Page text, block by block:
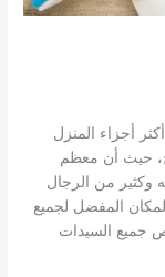
أجزاء المنزل
حيث أن معظم
وكثير من الرجال
المفضل لجميع
جميع السيدات